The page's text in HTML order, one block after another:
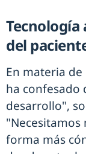
Tecnología
del
En materia
ha confesado
desarrollo",
"Necesitamos
forma más